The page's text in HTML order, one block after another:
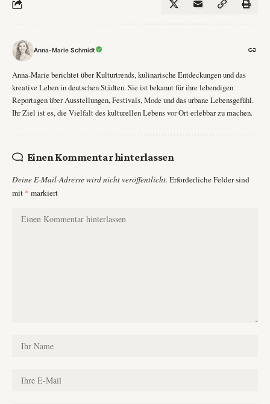
Anna-Marie Schmidt
Anna-Marie berichtet über Kulturtrends, kulinarische Entdeckungen und das
kreative Leben in deutschen Städten. Sie ist bekannt für ihre lebendigen
Reportagen über Ausstellungen, Festivals, Mode und das urbane Lebensgefühl.
Ihr Ziel ist es, die Vielfalt des kulturellen Lebens vor Ort erlebbar zu machen.
Einen Kommentar hinterlassen
Deine E-Mail-Adresse wird nicht veröffentlicht. Erforderliche Felder sind
mit * markiert